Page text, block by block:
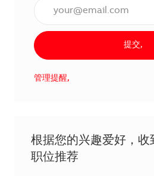
提交,
管理提醒,
根据您的兴趣爱好，收
职位推荐